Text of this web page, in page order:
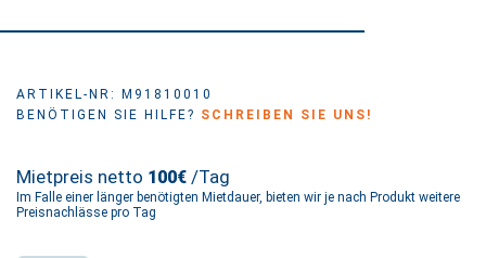
ARTIKEL-NR: M91810010
BENÖTIGEN SIE HILFE? SCHREIBEN SIE UNS!
Mietpreis netto 100€ /Tag
Im Falle einer länger benötigten Mietdauer, bieten wir je nach Produkt weitere
Preisnachlässe pro Tag